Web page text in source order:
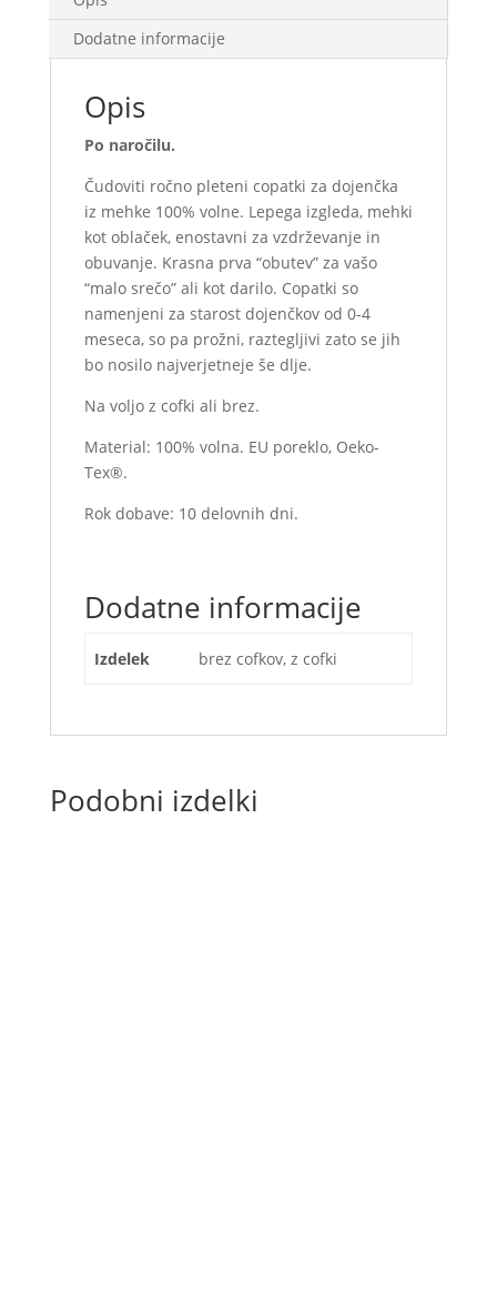
Dodatne informacije
Opis
Po naročilu.
Čudoviti ročno pleteni copatki za dojenčka
iz mehke 100% volne. Lepega izgleda, mehki
kot oblaček, enostavni za vzdrževanje in
obuvanje. Krasna prva “obutev” za vašo
“malo srečo” ali kot darilo. Copatki so
namenjeni za starost dojenčkov od 0-4
meseca, so pa prožni, raztegljivi zato se jih
bo nosilo najverjetneje še dlje.
Na voljo z cofki ali brez.
Material: 100% volna. EU poreklo, Oeko-
Tex®.
Rok dobave: 10 delovnih dni.
Dodatne informacije
Izdelek brez cofkov, z cofki
Podobni izdelki